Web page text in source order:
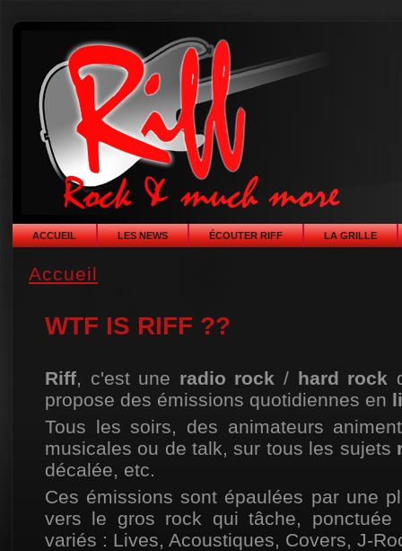
ACCUEIL LES NEWS ÉCOUTER RIFF LA GRILLE
Accueil
WTF IS RIFF ??
Riff , c'est une radio rock / hard rock
propose des émissions quotidiennes en
Tous les soirs, des animateurs
musicales ou de talk, sur tous les sujets
décalée, etc.
Ces émissions sont épaulées par une
vers le gros rock qui tâche, ponctuée
variés : Lives, Acoustiques, Covers, J-